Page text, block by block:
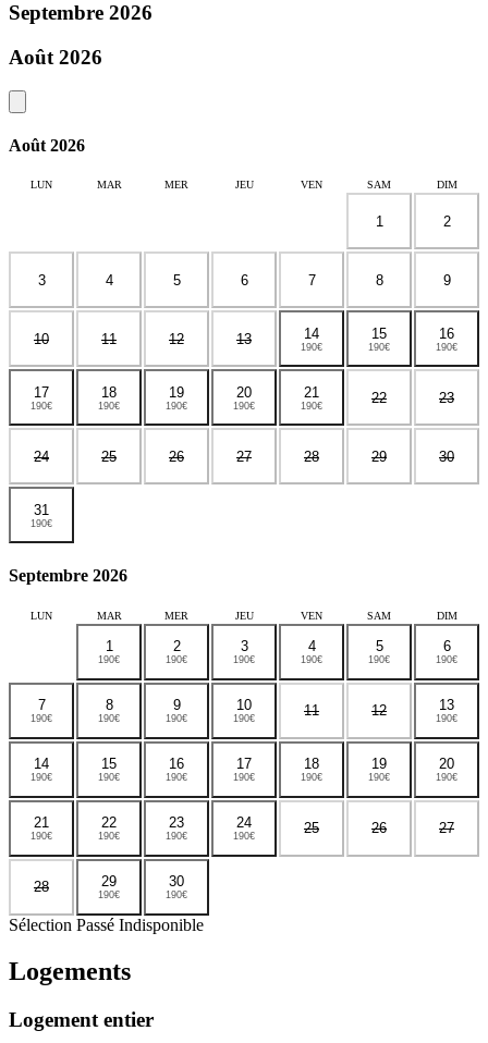
Septembre 2026
Août 2026
Août 2026
LUN MAR MER JEU VEN SAM DIM
1 2
3 4 5 6 7 8 9
10 11 12 13 14
190€
15
190€
16
190€
17
190€
18
190€
19
190€
20
190€
21
190€ 22 23
24 25 26 27 28 29 30
31
190€
Septembre 2026
LUN MAR MER JEU VEN SAM DIM
1
190€
2
190€
3
190€
4
190€
5
190€
6
190€
7
190€
8
190€
9
190€
10
190€ 11 12 13
190€
14
190€
15
190€
16
190€
17
190€
18
190€
19
190€
20
190€
21
190€
22
190€
23
190€
24
190€ 25 26 27
28 29
190€
30
190€
Sélection Passé Indisponible
Logements
Logement entier